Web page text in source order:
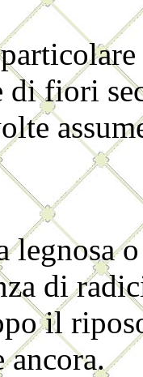
fiori
legnosa
di
il